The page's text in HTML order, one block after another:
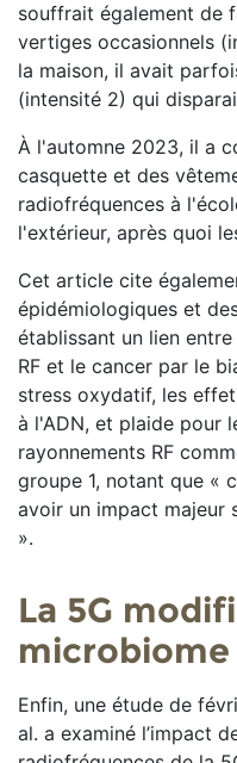
souffrait également de
vertiges occasionnels
la maison, il avait
(intensité 2) qui
À l'automne 2023, il a
casquette et des
radiofréquences à
l'extérieur, après quoi
Cet article cite
épidémiologiques et
établissant un lien
RF et le cancer par le
stress oxydatif, les
à l'ADN, et plaide pour
rayonnements RF
groupe 1, notant que «
avoir un impact majeur
».
La 5G
microbiome
Enfin, une étude de
al. a examiné l’impact